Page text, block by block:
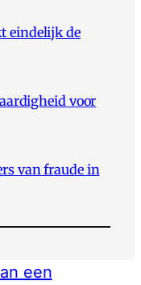
eindelijk de
voor
van fraude in
een